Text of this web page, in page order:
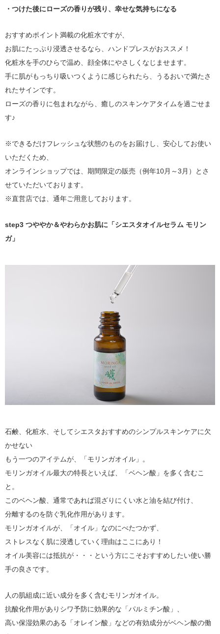
・つけた後にローズの香りが残り、幸せな気持ちになる
おすすめポイント満載の化粧水ですが、
お肌にたっぷり浸透させるなら、ハンドプレスがおススメ！
化粧水を手のひらで温め、顔全体にやさしくなじませます。
手に肌がもっちり吸いつくように感じられたら、うるおいで満たさ
れたサインです。
ローズの香りに包まれながら、癒しのスキンケアタイムを過ごせま
す♪
※できるだけフレッシュな状態のものをお届けし、安心してお使い
いただくため、
オンラインショップでは、期間限定の販売（例年10月～3月）とさ
せていただいております。
※直営店では、通年ご用意しております。
step3 つややか＆やわらかお肌に「シエスタオイルセラム モリン
ガ」
石鹸、化粧水、そしてシエスタおすすめのシンプルスキンケアに欠
かせない
もう一つのアイテムが、「モリンガオイル」。
モリンガオイル最大の特長といえば、「ベヘン酸」を多く含むこ
と。
このベヘン酸、通常であれば混ざりにくい水と油を結び付け、
分離するのを防ぐ乳化作用があります。
モリンガオイルが、「オイル」なのにべたつかず、
ストレスなく肌に浸透していく理由はここにあり！
オイル美容には抵抗が・・・という方にこそおすすめしたい使い勝
手の良さです。
人の肌組成に近い成分を多く含むモリンガオイル。
抗酸化作用がありシワ予防に効果的な「パルミチン酸」、
高い保湿効果のある「オレイン酸」などの有効成分がベヘン酸の働